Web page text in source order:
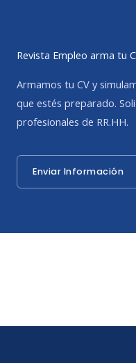
Revista Empleo arma tu
Armamos tu CV y
que estés preparado.
profesionales de RR.HH.
Enviar Información